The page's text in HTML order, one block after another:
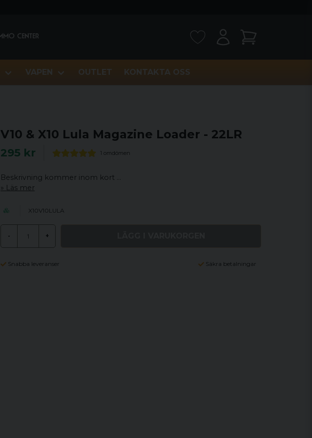
VAPEN OUTLET KONTAKTA OSS
V10 & X10 Lula Magazine Loader - 22LR
295 kr 1 omdömen
Beskrivning kommer inom kort …
Läs mer
X10V10LULA
- +
Snabba leveranser Säkra betalningar